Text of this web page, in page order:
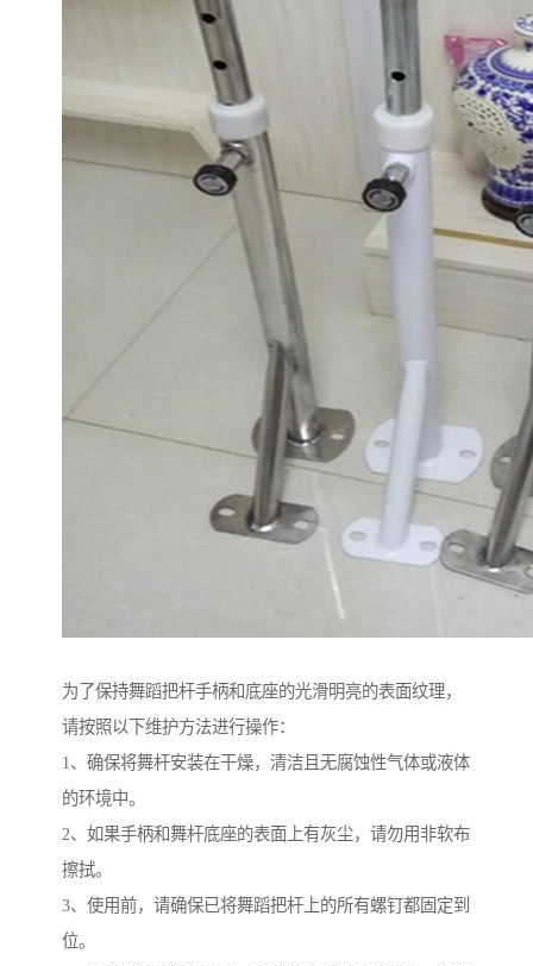
为了保持舞蹈把杆手柄和底座的光滑明亮的表面纹理，
请按照以下维护方法进行操作：
1、确保将舞杆安装在干燥，清洁且无腐蚀性气体或液体
的环境中。
2、如果手柄和舞杆底座的表面上有灰尘，请勿用非软布
擦拭。
3、使用前，请确保已将舞蹈把杆上的所有螺钉都固定到
位。